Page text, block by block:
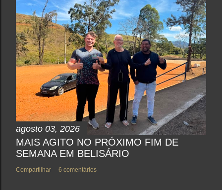
agosto 03, 2026
MAIS AGITO NO PRÓXIMO FIM DE
SEMANA EM BELISÁRIO
Compartilhar 6 comentários